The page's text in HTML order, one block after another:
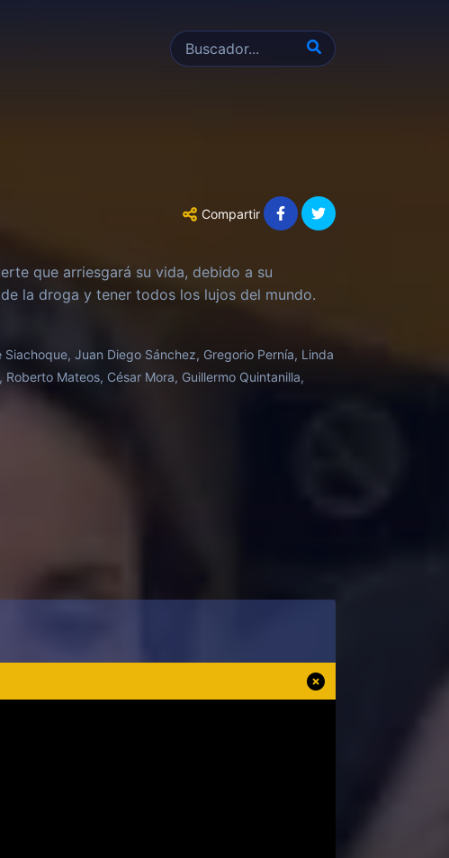
Compartir
que arriesgará su vida, debido a su
la droga y tener todos los lujos del mundo.
Juan Diego Sánchez, Gregorio Pernía, Linda
Mateos, César Mora, Guillermo Quintanilla,